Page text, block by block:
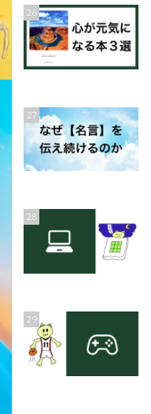
26
27
28
29